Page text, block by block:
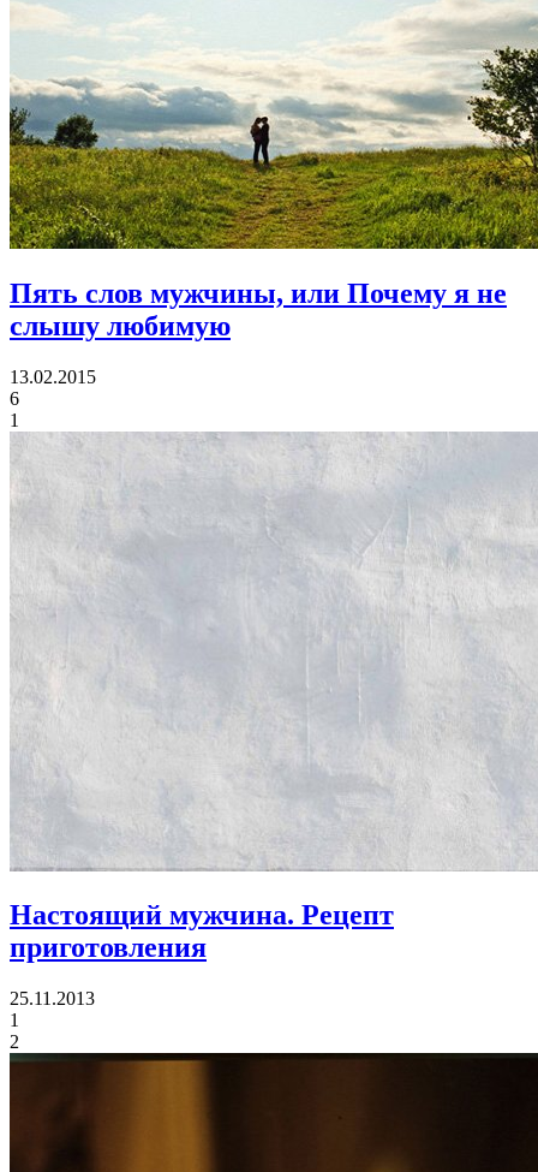
Пять слов мужчины, или Почему я не
слышу любимую
13.02.2015
6
1
Настоящий мужчина. Рецепт
приготовления
25.11.2013
1
2